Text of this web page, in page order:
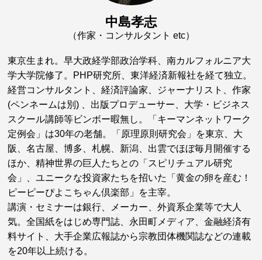
中島孝志
（作家・コンサルタント etc）
東京生まれ。早大政経学部政治学科、南カルフォルニア大
学大学院修了。PHP研究所、東洋経済新報社を経て独立。
経営コンサルタント、経済評論家、ジャーナリスト、作家
(ペンネームは別) 、出版プロデューサー、大学・ビジネス
スクール講師等ビンボー暇無し。「キーマンネットワーク
定例会」は30年の老舗。「原理原則研究会」を東京、大
阪、名古屋、博多、札幌、新潟、出雲でほぼ毎月開催する
ほか、精神世界の巨人たちとの「スピリチュアル研究
会」、ユニークな投資家たちを招いた「黄金の卵を産む！
ピーピーぴよこちゃん倶楽部」を主宰。
講演・セミナーは銀行、メーカー、外資系企業等で大人
気。全国紙をはじめ専門誌、永田町メディア、金融経済有
料サイト、大手企業広報誌から宗教団体機関誌などの連載
を20年以上続ける。